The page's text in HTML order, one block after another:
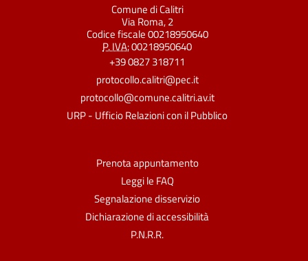
Comune di Calitri
Via Roma, 2
Codice fiscale 00218950640
P. IVA:00218950640
+39 0827 318711
protocollo.calitri@pec.it
protocollo@comune.calitri.av.it
URP - Ufficio Relazioni con il Pubblico
Prenota appuntamento
Leggi le FAQ
Segnalazione disservizio
Dichiarazione di accessibilità
P.N.R.R.